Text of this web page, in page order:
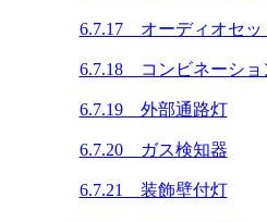
6.7.17 オーディオセッ
6.7.18 コンビネーショ
6.7.19 外部通路灯
6.7.20 ガス検知器
6.7.21 装飾壁付灯